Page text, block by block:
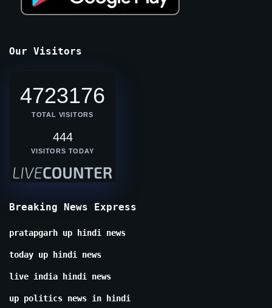
Our Visitors
4723176
TOTAL VISITORS
444
VISITORS TODAY
Breaking News Express
pratapgarh up hindi news
today up hindi news
live india hindi news
up politics news in hindi